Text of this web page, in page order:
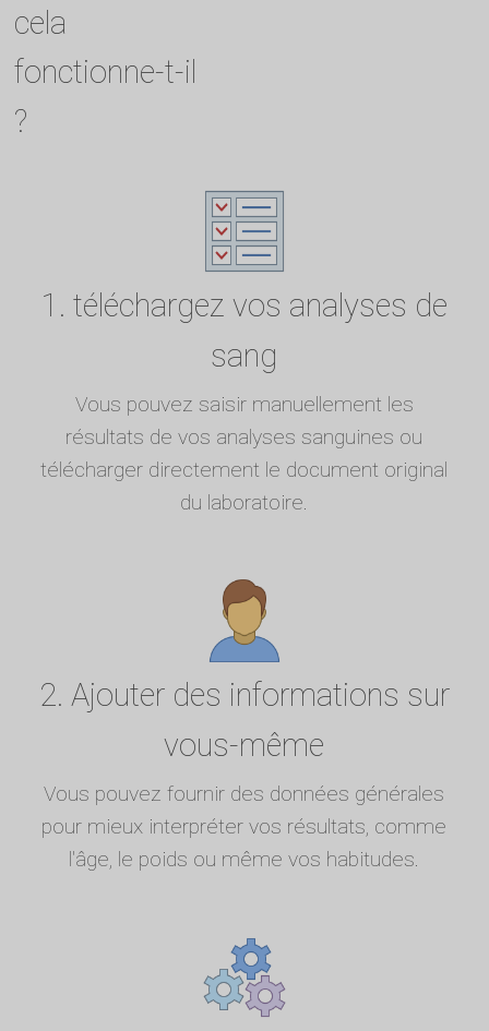
cela
fonctionne-t-il
?
1. téléchargez vos analyses de
sang
Vous pouvez saisir manuellement les
résultats de vos analyses sanguines ou
télécharger directement le document original
du laboratoire.
2. Ajouter des informations sur
vous-même
Vous pouvez fournir des données générales
pour mieux interpréter vos résultats, comme
l'âge, le poids ou même vos habitudes.